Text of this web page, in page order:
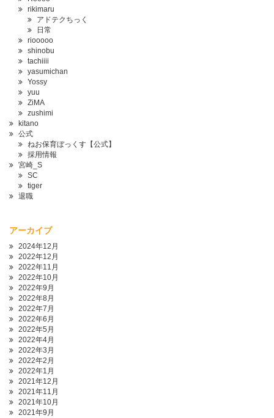
rikimaru
アドテクちっく
日常
riooooo
shinobu
tachiiii
yasumichan
Yossy
yuu
ZiMA
zushimi
kitano
公式
ねお保育ぼっくす【公式】
採用情報
宮崎_S
SC
tiger
退職
アーカイブ
2024年12月
2022年12月
2022年11月
2022年10月
2022年9月
2022年8月
2022年7月
2022年6月
2022年5月
2022年4月
2022年3月
2022年2月
2022年1月
2021年12月
2021年11月
2021年10月
2021年9月